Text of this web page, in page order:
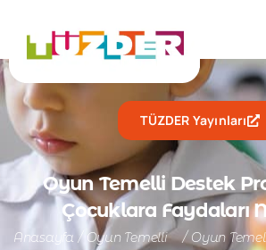
TÜZDER Yayınları
Oyun Temelli Destek
Çocuklara Faydaları
Anasayfa / Oyun Temelli
/ Oyun